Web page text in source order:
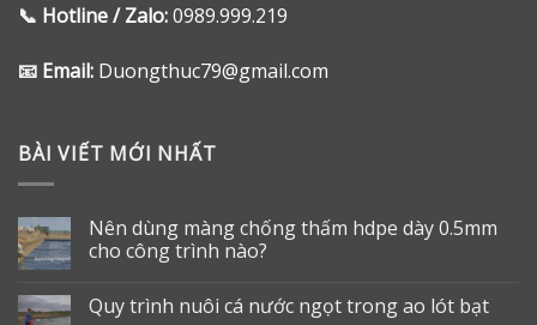
📞 Hotline / Zalo:0989.999.219
📧 Email: Duongthuc79@gmail.com
BÀI VIẾT MỚI NHẤT
Nên dùng màng chống thấm hdpe dày 0.5mm
cho công trình nào?
Quy trình nuôi cá nước ngọt trong ao lót bạt